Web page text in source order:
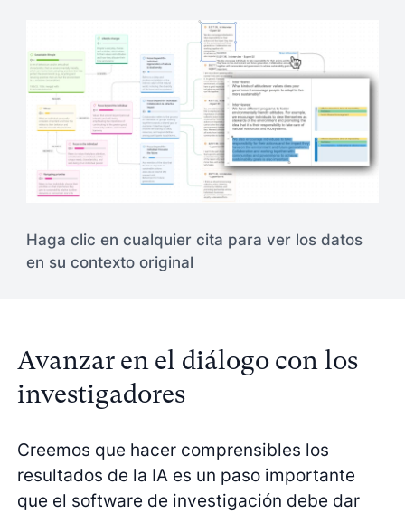
Haga clic en cualquier cita para ver los datos
en su contexto original
Avanzar en el diálogo con los
investigadores
Creemos que hacer comprensibles los
resultados de la IA es un paso importante
que el software de investigación debe dar